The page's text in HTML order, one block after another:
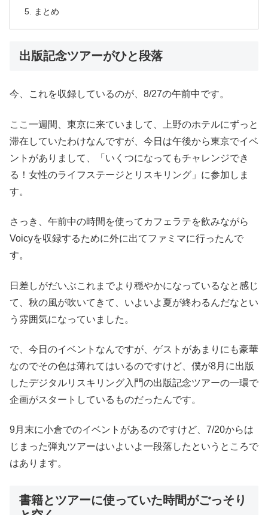
まとめ
出版記念ツアーがひと段落
今、これを収録しているのが、8/27の午前中です。
ここ一週間、東京に来ていまして、上野のホテルにずっと
滞在していたわけなんですが、今日は午後から東京でイベ
ントがありまして、「いくつになってもチャレンジでき
る！女性のライフステージとリスキリング」に参加しま
す。
さっき、午前中の時間を使ってカフェラテを飲みながら
Voicyを収録するために外に出てファミマに行ったんで
す。
日差しがだいぶこれまでより穏やかになっているなと感じ
て、秋の風が吹いてきて、いよいよ夏が終わるんだなとい
う雰囲気になっていました。
で、今日のイベントなんですが、ゲストがあまりにも豪華
なのでその色は薄れてはいるのですけど、僕が8月に出版
したデジタルリスキリング入門の出版記念ツアーの一環で
企画がスタートしているものだったんです。
9月末に小倉でのイベントがあるのですけど、7/20からは
じまった弾丸ツアーはいよいよ一段落したというところで
はあります。
書籍とツアーに使っていた時間がごっそり